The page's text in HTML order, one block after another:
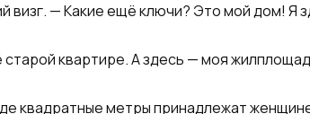
— Какие ещё ключи? Это мой дом! Я
квартире. А здесь — моя
квадратные метры принадлежат